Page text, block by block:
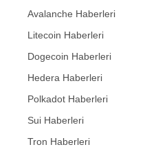
Avalanche Haberleri
Litecoin Haberleri
Dogecoin Haberleri
Hedera Haberleri
Polkadot Haberleri
Sui Haberleri
Tron Haberleri